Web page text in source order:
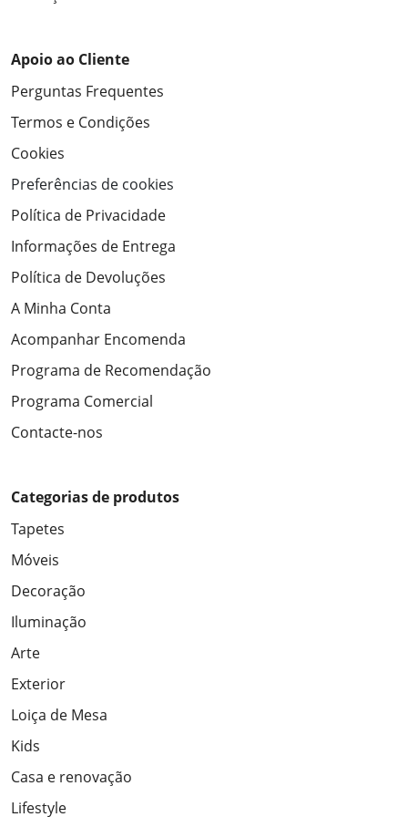
Apoio ao Cliente
Perguntas Frequentes
Termos e Condições
Cookies
Preferências de cookies
Política de Privacidade
Informações de Entrega
Política de Devoluções
A Minha Conta
Acompanhar Encomenda
Programa de Recomendação
Programa Comercial
Contacte-nos
Categorias de produtos
Tapetes
Móveis
Decoração
Iluminação
Arte
Exterior
Loiça de Mesa
Kids
Casa e renovação
Lifestyle